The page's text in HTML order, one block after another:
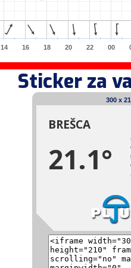
14 16 18 20 22 00
Sticker za
300 x